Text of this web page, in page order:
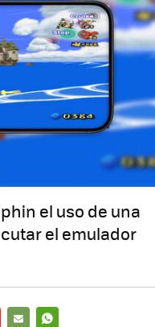
el uso de una
el emulador